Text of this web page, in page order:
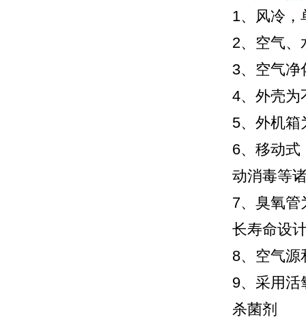
1、风冷，
2、空气、
3、空气
4、外壳为
5、外机箱
6、移动式
动消毒等
7、臭氧管
长寿命设
8、空气源
9、采用活
杀菌剂